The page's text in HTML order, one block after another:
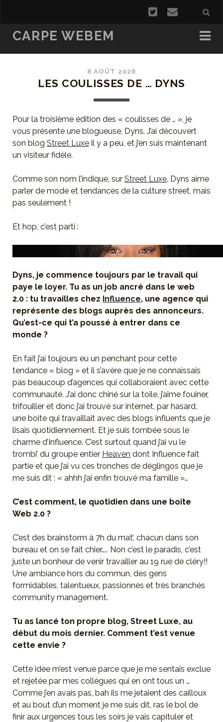
CARPE WEBEM
8 AOÛT 2026
LES COULISSES DE … DYNS
Pour la troisième édition des « coulisses de … », je
vous présente une blogueuse, Dyns. J’ai découvert
son blog Street Luxeil y a peu, et j’en suis maintenant
un visiteur fidèle.
Comme son nom l’indique, sur Street Luxe, Dyns aime
parler de mode et tendances de la culture street, mais
pas seulement !
Et hop, c’est parti :
Dyns, je commence toujours par le travail qui
paye le loyer. Tu as un job ancré dans le web
2.0 : tu travailles chez Influence, une agence qui
représente des blogs auprès des annonceurs.
Qu’est-ce qui t’a poussé à entrer dans ce
monde ?
En fait j’ai toujours eu un penchant pour cette
tendance « blog » et il s’avère que je ne connaissais
pas beaucoup d’agences qui collaboraient avec cette
communauté. J’ai donc chiné sur la toile, j’aime fouiner,
trifouiller et donc j’ai trouvé sur internet, par hasard,
une boite qui travaillait avec des blogs influents que je
lisais quotidiennement. Et je suis tombée sous le
charme d’Influence. C’est surtout quand j’ai vu le
trombi’ du groupe entier Heaven dont Influence fait
partie et que j’ai vu ces tronches de déglingos que je
me suis dit : « ahhh j’ai enfin trouvé ma famille »…
C’est comment, le quotidien dans une boîte
Web 2.0 ?
C’est des brainstorm à 7h du mat’, chacun dans son
bureau et on se fait chier….. Non c’est le paradis, c’est
juste un bonheur de venir travailler au 19 rue de cléry!!
Une ambiance hors du commun, des gens
formidables, talentueux, passionnés et très branchés
community management.
Tu as lancé ton propre blog, Street Luxe, au
début du mois dernier. Comment t’est venue
cette envie ?
Cette idée m’est venue parce que je me sentais exclue
et rejetée par mes collègues qui en ont tous un …
Comme j’en avais pas, bah ils me jetaient des cailloux
et au bout d’un moment je me suis dit, ras le bol de
finir aux urgences tous les soirs je vais capituler et